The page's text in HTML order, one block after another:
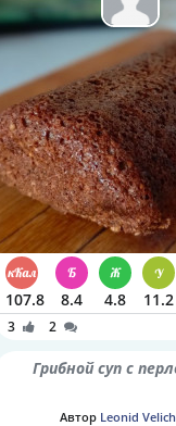
107.8 8.4 4.8 11.2
3 2
Грибной суп с
Автор Leonid